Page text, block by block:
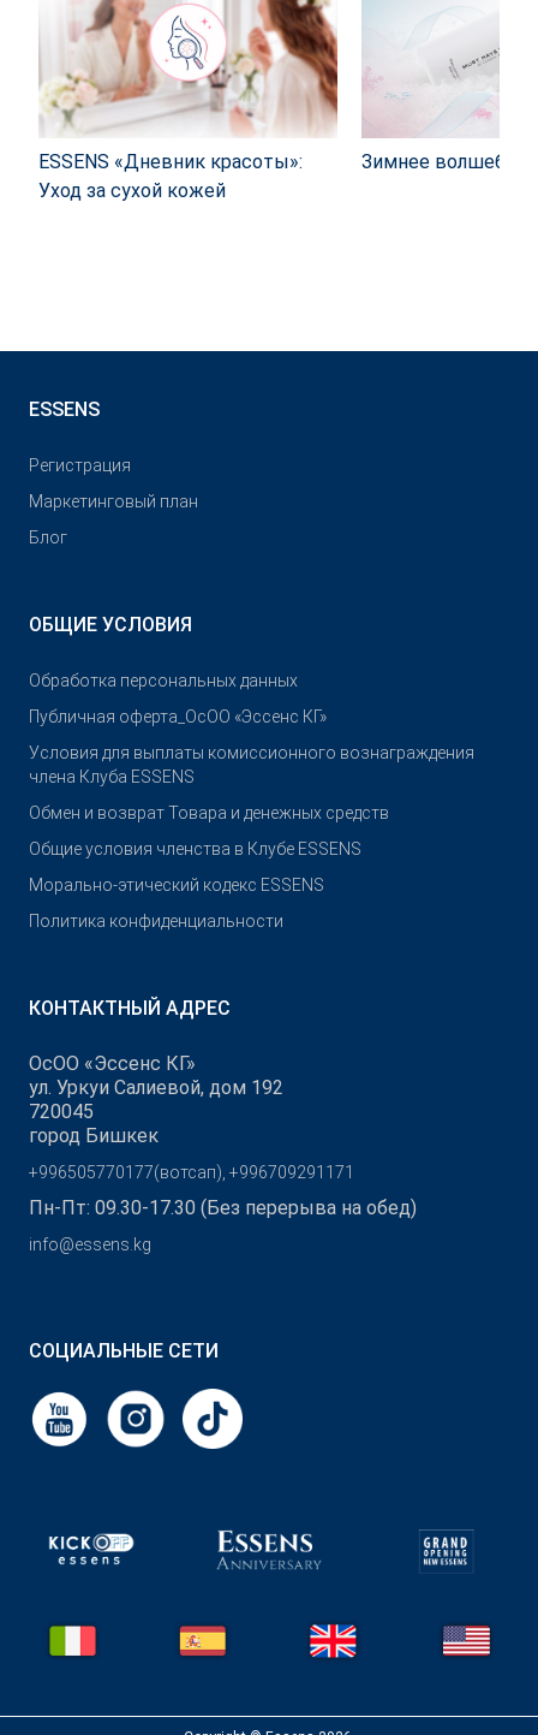
ESSENS «Дневник красоты»:
Уход за сухой кожей
Зимнее
ESSENS
Pегистрация
Маркетинговый план
Блог
ОБЩИЕ УСЛОВИЯ
Обработка персональных данных
Публичная оферта_ОсОО «Эссенс КГ»
Условия для выплаты комиссионного вознаграждения
члена Клуба ESSENS
Обмен и возврат Товара и денежных средств
Общие условия членства в Клубе ESSENS
Морально-этический кодекс ESSENS
Политика конфиденциальности
КОНТАКТНЫЙ АДРЕС
ОсОО «Эссенс КГ»
ул. Уркуи Салиевой, дом 192
720045
город Бишкек
+996505770177(вотсап), +996709291171
Пн-Пт: 09.30-17.30 (Без перерыва на обед)
info@essens.kg
СОЦИАЛЬНЫЕ СЕТИ